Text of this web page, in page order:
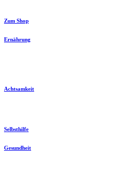
Zum Shop
Ernährung
Achtsamkeit
Selbsthilfe
Gesundheit